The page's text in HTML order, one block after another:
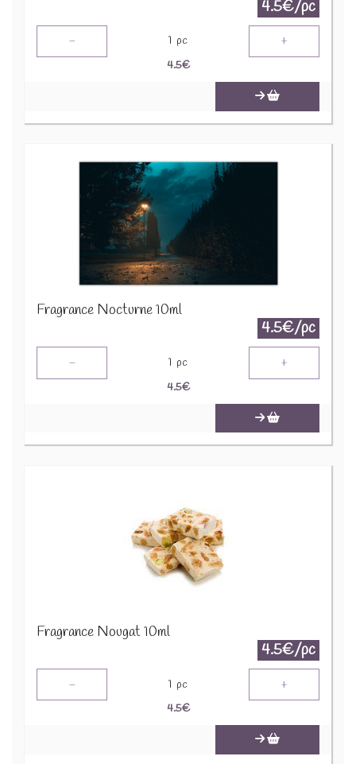
4.5€/pc
- 1 pc +
4.5€
Fragrance Nocturne 10ml
4.5€/pc
- 1 pc +
4.5€
Fragrance Nougat 10ml
4.5€/pc
- 1 pc +
4.5€